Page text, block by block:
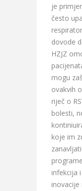
je
često
dovode
HZJZ
mogu
ovakvih
riječ o
bolesti,
koje im
infekcija